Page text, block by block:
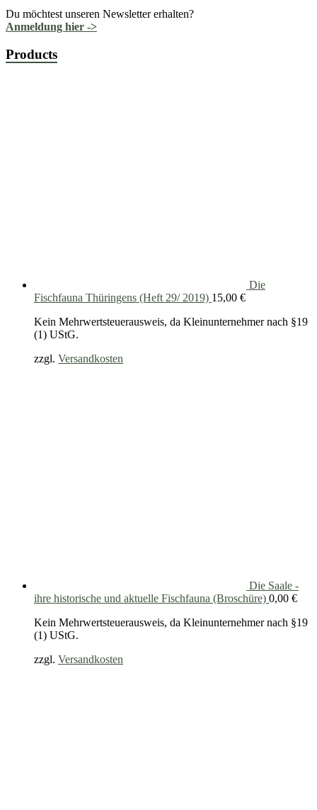
Du möchtest unseren Newsletter erhalten?
Anmeldung hier ->
Products
Die
Fischfauna Thüringens (Heft 29/ 2019) 15,00 €
Kein Mehrwertsteuerausweis, da Kleinunternehmer nach §19
(1) UStG.
zzgl. Versandkosten
Die Saale -
ihre historische und aktuelle Fischfauna (Broschüre) 0,00 €
Kein Mehrwertsteuerausweis, da Kleinunternehmer nach §19
(1) UStG.
zzgl. Versandkosten